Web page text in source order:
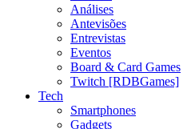
Análises
Antevisões
Entrevistas
Eventos
Board & Card Games
Twitch [RDBGames]
Tech
Smartphones
Gadgets